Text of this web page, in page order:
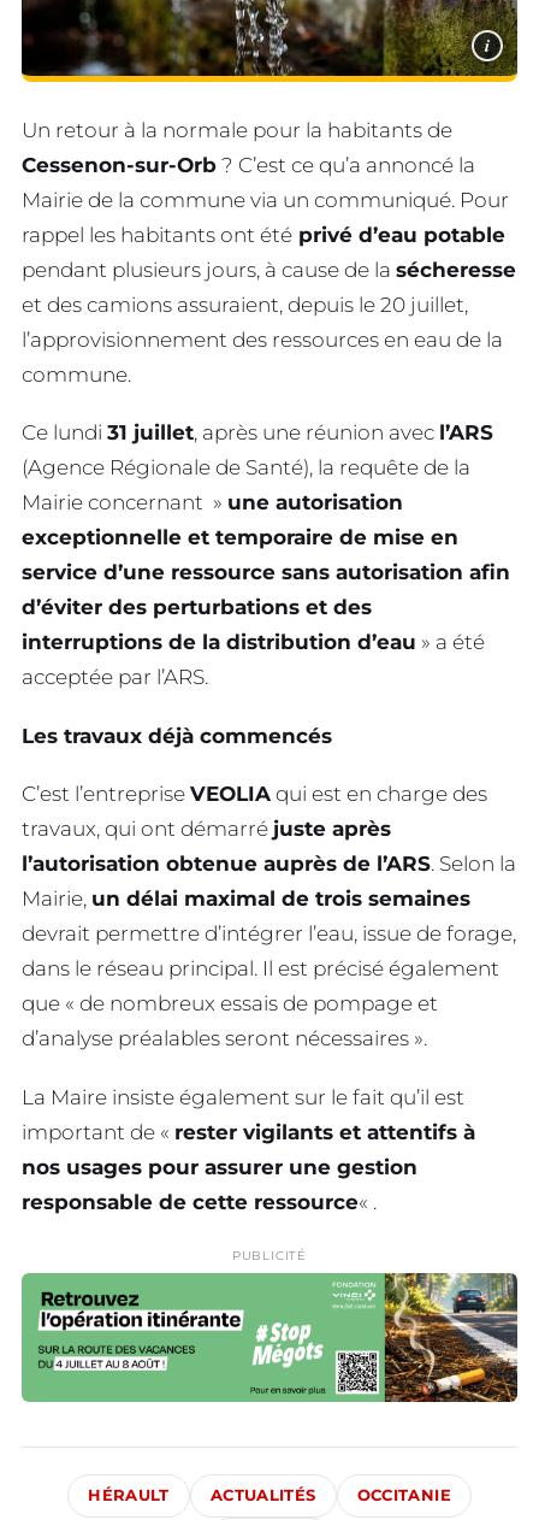
i
Un retour à la normale pour la habitants de
Cessenon-sur-Orb ? C’est ce qu’a annoncé la
Mairie de la commune via un communiqué. Pour
rappel les habitants ont été privé d’eau potable
pendant plusieurs jours, à cause de la sécheresse
et des camions assuraient, depuis le 20 juillet,
l’approvisionnement des ressources en eau de la
commune.
Ce lundi 31 juillet, après une réunion avec l’ARS
(Agence Régionale de Santé), la requête de la
Mairie concernant » une autorisation
exceptionnelle et temporaire de mise en
service d’une ressource sans autorisation afin
d’éviter des perturbations et des
interruptions de la distribution d’eau » a été
acceptée par l’ARS.
Les travaux déjà commencés
C’est l’entreprise VEOLIA qui est en charge des
travaux, qui ont démarré juste après
l’autorisation obtenue auprès de l’ARS. Selon la
Mairie, un délai maximal de trois semaines
devrait permettre d’intégrer l’eau, issue de forage,
dans le réseau principal. Il est précisé également
que « de nombreux essais de pompage et
d’analyse préalables seront nécessaires ».
La Maire insiste également sur le fait qu’il est
important de « rester vigilants et attentifs à
nos usages pour assurer une gestion
responsable de cette ressource« .
PUBLICITÉ
HÉRAULT ACTUALITÉS OCCITANIE